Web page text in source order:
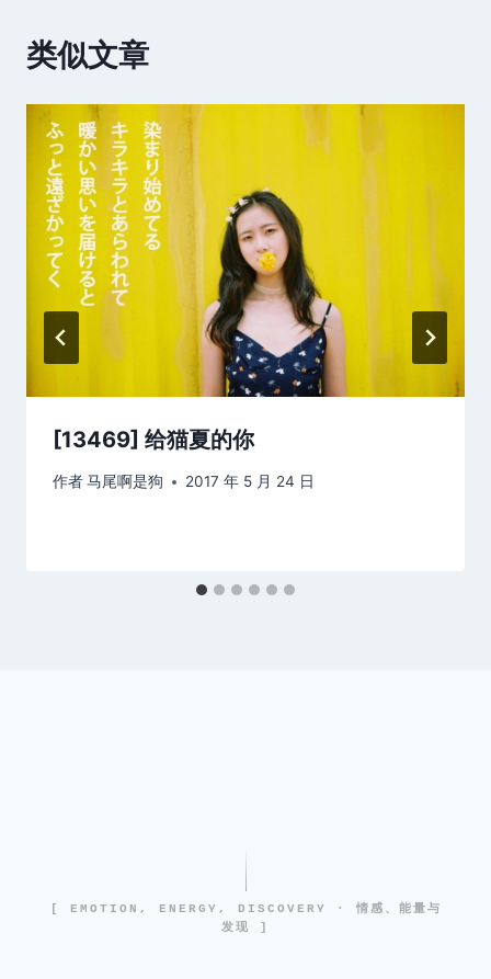
类似文章
[13469] 给猫夏的你
作者马尾啊是狗 2017 年 5 月 24 日
[ EMOTION, ENERGY, DISCOVERY · 情感、能量与
发现 ]